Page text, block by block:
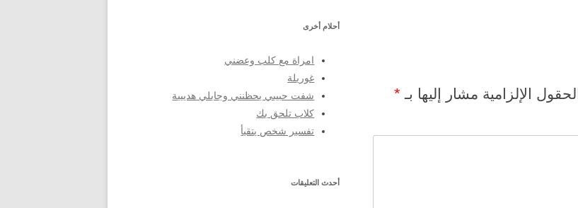
الحقول الإلزامية مشار إليها بـ *
أحلام أخرى
امراة مع كلب وعضني
غوريلة
شفت حبيبي يحظنني وجابلي هدييية
كلاب تلحق بك
تفسير شخص يتقيأ
أحدث التعليقات